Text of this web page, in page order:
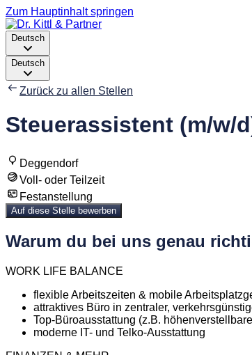
Zum Hauptinhalt springen
Deutsch
Deutsch
Zurück zu allen Stellen
Steuerassistent (m/w/
Deggendorf
Voll- oder Teilzeit
Festanstellung
Auf diese Stelle bewerben
Warum du bei uns genau
WORK LIFE BALANCE
flexible Arbeitszeiten & mobile
attraktives Büro in zentraler,
Top-Büroausstattung (z.B.
moderne IT- und Telko-Ausstattung